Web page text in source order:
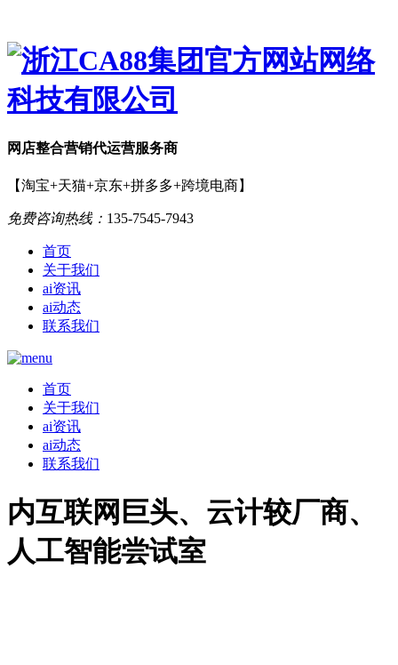
网店整合营销代运营服务商
【淘宝+天猫+京东+拼多多+跨境电商】
免费咨询热线： 135-7545-7943
首页
关于我们
ai资讯
ai动态
联系我们
首页
关于我们
ai资讯
ai动态
联系我们
内互联网巨头、云计较厂商、
人工智能尝试室